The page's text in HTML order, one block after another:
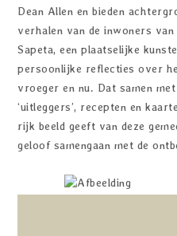
Dean Allen en bieden
verhalen van de inwoners
Sapeta, een plaatselijke
persoonlijke reflecties over
vroeger en nu. Dat samen
‘uitleggers’, recepten en
rijk beeld geeft van deze
geloof samengaan met de